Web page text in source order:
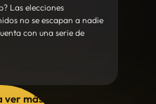
Las elecciones
no se escapan a nadie
con una serie de
ver más